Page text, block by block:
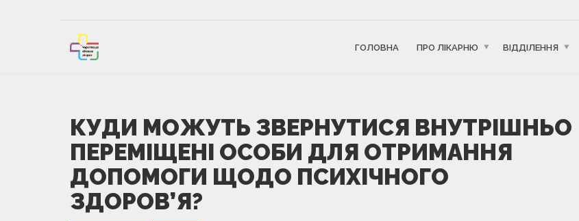
ГОЛОВНА ПРО ЛІКАРНЮ ВІДДІЛЕННЯ
КУДИ МОЖУТЬ ЗВЕРНУТИСЯ ВНУТРІШНЬО
ПЕРЕМІЩЕНІ ОСОБИ ДЛЯ ОТРИМАННЯ
ДОПОМОГИ ЩОДО ПСИХІЧНОГО
ЗДОРОВ’Я?